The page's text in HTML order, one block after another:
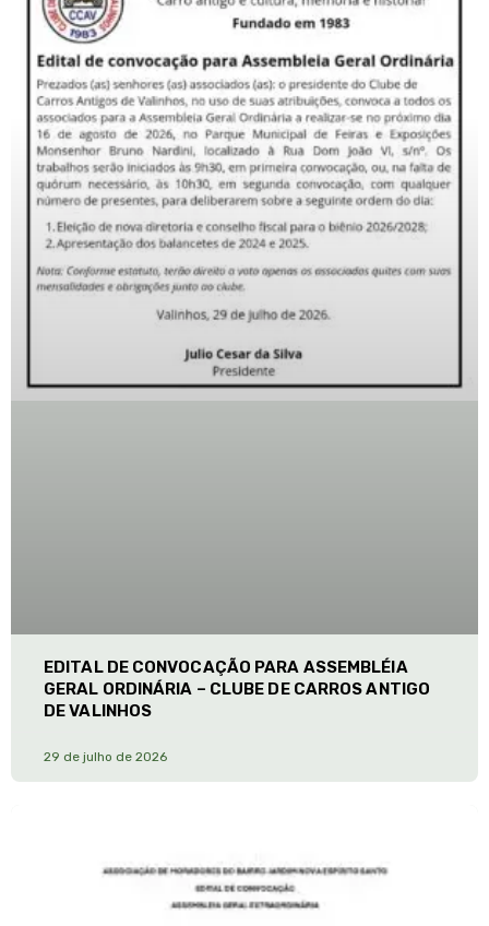
EDITAL DE CONVOCAÇÃO PARA ASSEMBLÉIA
GERAL ORDINÁRIA – CLUBE DE CARROS ANTIGO
DE VALINHOS
29 de julho de 2026